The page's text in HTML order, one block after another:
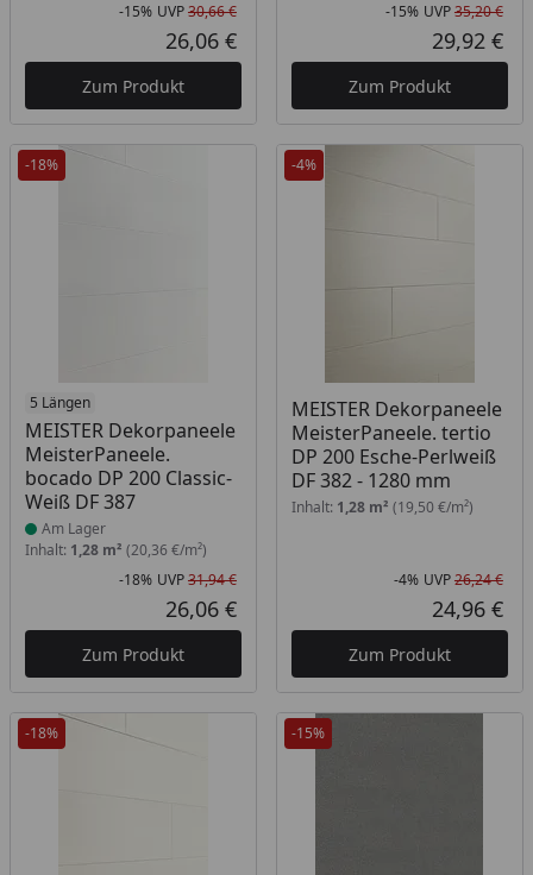
Rabatt in Prozent
-15%
Ursprünglicher Preis
UVP30,66 €
Aktueller Preis
26,06 €
Zum Produkt
-15% UVP35,20 €
29,92 €
Zum Produkt
-18%
5 Längen
MEISTER Dekorpaneele
MeisterPaneele.
bocado DP 200 Classic-
Weiß DF 387
Produkt am Lager
Am Lager
Inhalt: 1,28 m² (20,36 €/m²)
Rabatt in Prozent
-18%
Ursprünglicher Preis
UVP31,94 €
Aktueller Preis
26,06 €
Zum Produkt
-4%
MEISTER Dekorpaneele
MeisterPaneele. tertio
DP 200 Esche-Perlweiß
DF 382 - 1280 mm
Inhalt: 1,28 m² (19,50 €/m²)
-4% UVP26,24 €
24,96 €
Zum Produkt
-18% -15%